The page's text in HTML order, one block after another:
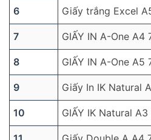
6 Giấy trắng Excel
7 GIẤY IN A-One A4
8 GIẤY IN A-One A5
9 Giấy In IK Natural
10 GIẤY IK Natural